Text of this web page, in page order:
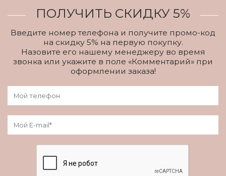
ПОЛУЧИТЬ СКИДКУ 5%
Введите номер телефона и получите промо-код
на скидку 5% на первую покупку.
Назовите его нашему менеджеру во время
звонка или укажите в поле «Комментарий» при
оформлении заказа!